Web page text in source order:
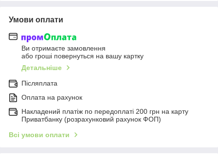
Умови оплати
Ви отримаєте замовлення
або гроші повернуться на вашу картку
Детальніше
Післяплата
Оплата на рахунок
Накладений платіж по передоплаті 200 грн на карту
Приватбанку (розрахунковий рахунок ФОП)
Всі умови оплати